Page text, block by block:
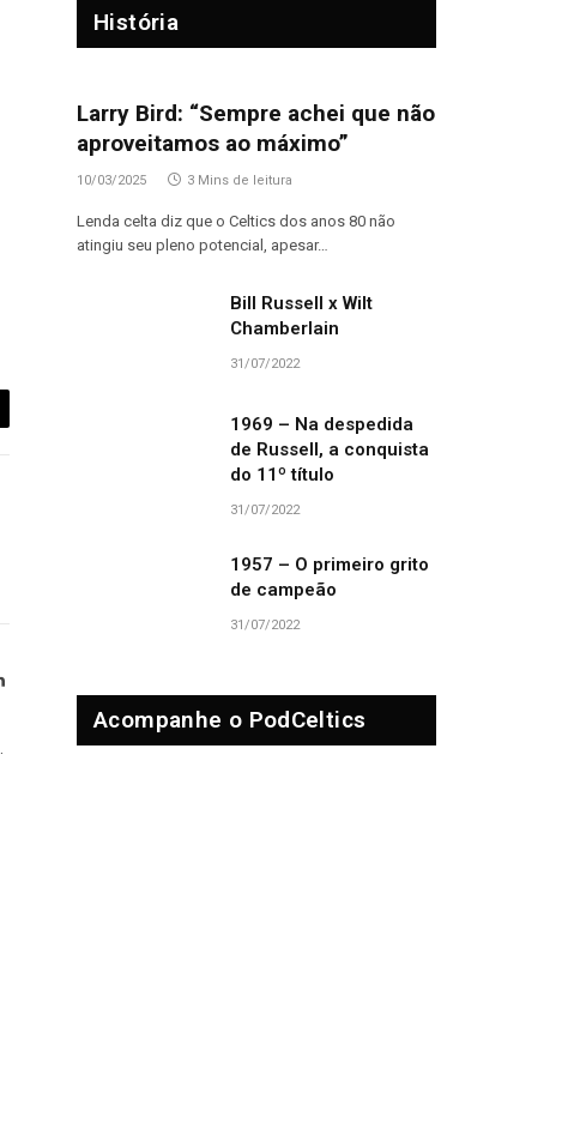
LinkedIn
História
Larry Bird: “Sempre achei que não
aproveitamos ao máximo”
10/03/2025 3 Mins de leitura
Lenda celta diz que o Celtics dos anos 80 não
atingiu seu pleno potencial, apesar…
Bill Russell x Wilt
Chamberlain
31/07/2022
1969 – Na despedida
de Russell, a conquista
do 11º título
31/07/2022
1957 – O primeiro grito
de campeão
31/07/2022
Acompanhe o PodCeltics